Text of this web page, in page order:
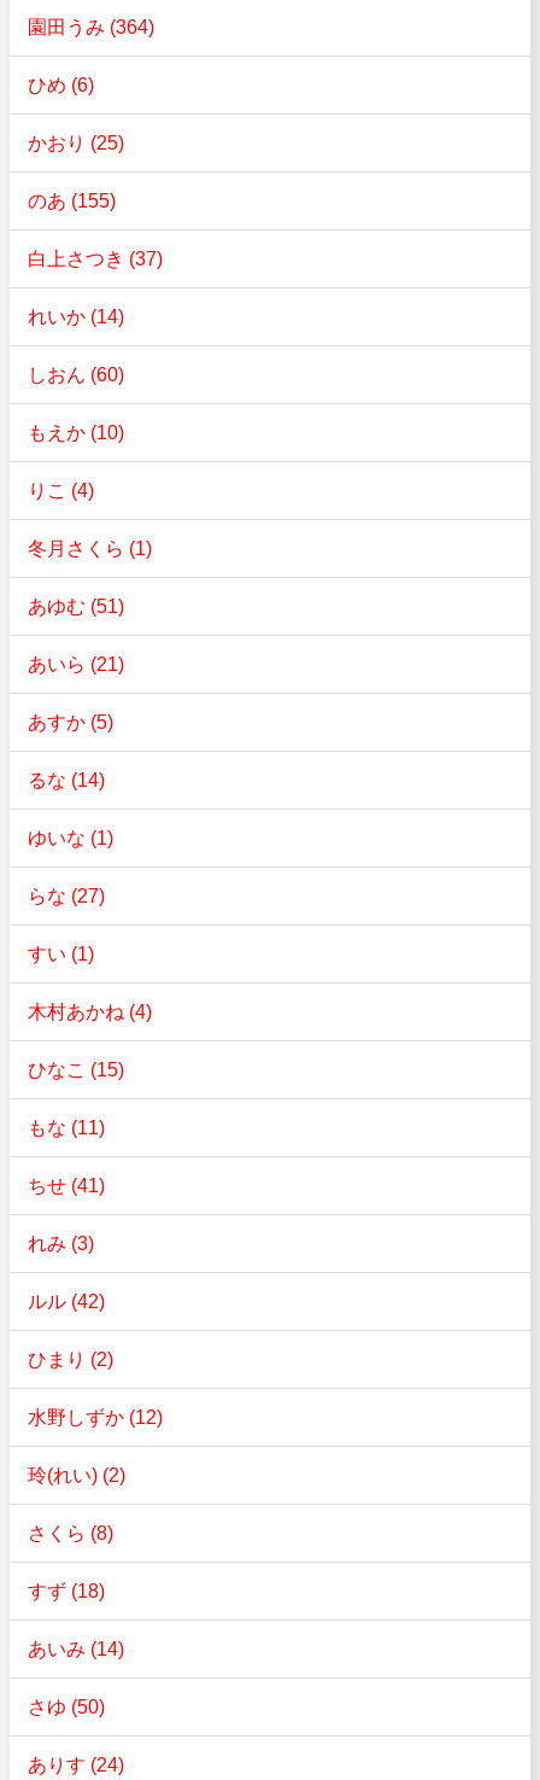
園田うみ (364)
ひめ (6)
かおり (25)
のあ (155)
白上さつき (37)
れいか (14)
しおん (60)
もえか (10)
りこ (4)
冬月さくら (1)
あゆむ (51)
あいら (21)
あすか (5)
るな (14)
ゆいな (1)
らな (27)
すい (1)
木村あかね (4)
ひなこ (15)
もな (11)
ちせ (41)
れみ (3)
ルル (42)
ひまり (2)
水野しずか (12)
玲(れい) (2)
さくら (8)
すず (18)
あいみ (14)
さゆ (50)
ありす (24)